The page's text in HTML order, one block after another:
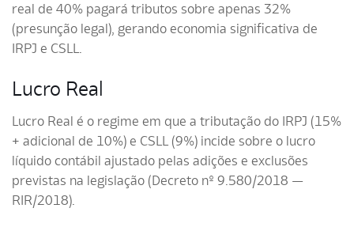
real de 40% pagará tributos sobre apenas 32%
(presunção legal), gerando economia significativa de
IRPJ e CSLL.
Lucro Real
Lucro Real é o regime em que a tributação do IRPJ (15%
+ adicional de 10%) e CSLL (9%) incide sobre o lucro
líquido contábil ajustado pelas adições e exclusões
previstas na legislação (Decreto nº 9.580/2018 —
RIR/2018).